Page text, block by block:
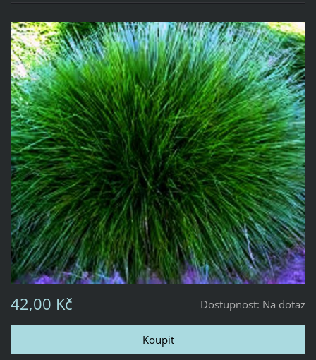
Dostupnost: Na dotaz
42,00 Kč